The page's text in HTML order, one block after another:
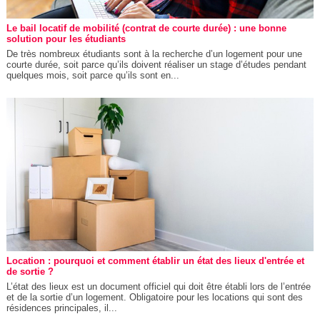
Le bail locatif de mobilité (contrat de courte durée) : une bonne
solution pour les étudiants
De très nombreux étudiants sont à la recherche d’un logement pour une
courte durée, soit parce qu’ils doivent réaliser un stage d’études pendant
quelques mois, soit parce qu’ils sont en...
Location : pourquoi et comment établir un état des lieux d'entrée et
de sortie ?
L’état des lieux est un document officiel qui doit être établi lors de l’entrée
et de la sortie d’un logement. Obligatoire pour les locations qui sont des
résidences principales, il...